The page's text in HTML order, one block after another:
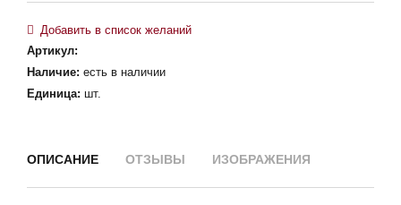
Артикул:
Наличие: есть в наличии
Единица: шт.
ОПИСАНИЕ ОТЗЫВЫ ИЗОБРАЖЕНИЯ